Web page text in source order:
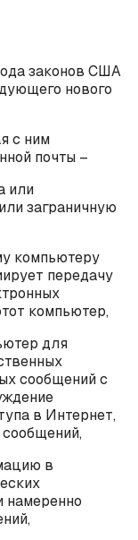
законов США
нового
с ним
почты –
или
заграничную
компьютеру
передачу
компьютер,
для
сообщений с
в Интернет,
сообщений,
в
намеренно